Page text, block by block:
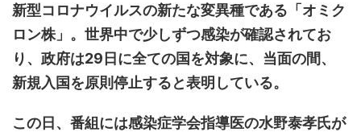
ね。 2枚目はモノ
容となっている。
da ...
新型コロナウイルスの新たな変異種である「オミク
ロン株」。世界中で少しずつ感染が確認されてお
り、政府は29日に全ての国を対象に、当面の間、
新規入国を原則停止すると表明している。
この日、番組には感染症学会指導医の水野泰孝氏が